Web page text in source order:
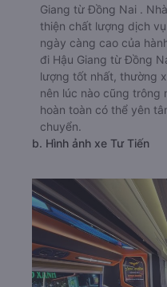
Giang từ Đồng Nai .
thiện chất lượng dịch
ngày càng cao của
đi Hậu Giang từ Đồng
lượng tốt nhất, thường
nên lúc nào cũng trông
hoàn toàn có thể yên
chuyển.
b. Hình ảnh xe Tư Tiến